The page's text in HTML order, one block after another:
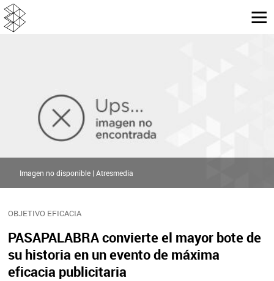
OBJETIVO EFICACIA
PASAPALABRA convierte el mayor bote de
su historia en un evento de máxima
eficacia publicitaria
Imagen no disponible | Atresmedia